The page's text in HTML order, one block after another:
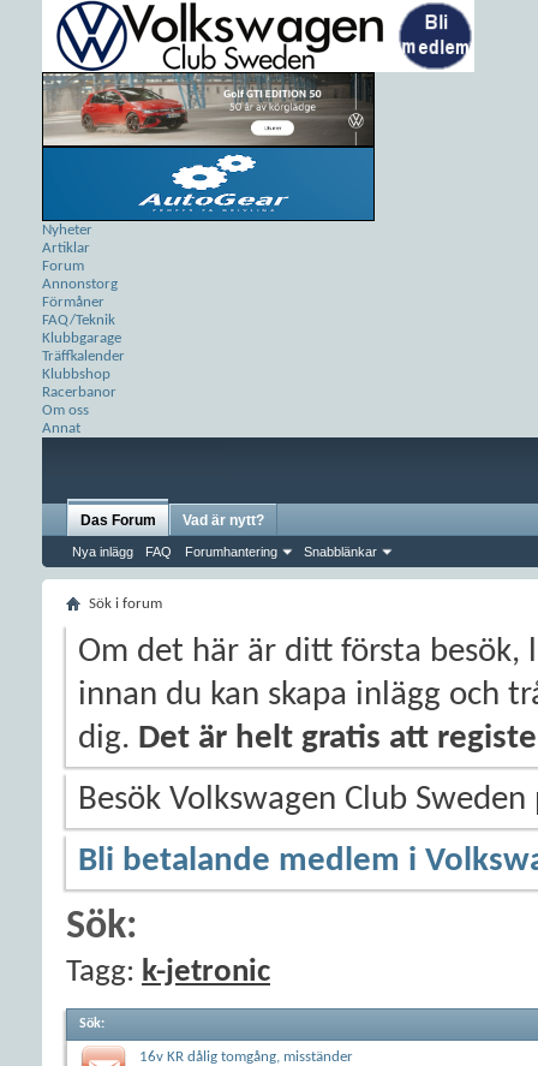
Nyheter
Artiklar
Forum
Annonstorg
Förmåner
FAQ/Teknik
Klubbgarage
Träffkalender
Klubbshop
Racerbanor
Om oss
Annat
Das Forum
Nya inlägg FAQ Forumhantering Snabblänkar
Vad är nytt?
Sök i forum
Om det här är ditt första besök,
innan du kan skapa inlägg och
dig. Det är helt gratis att
Besök Volkswagen Club
Bli betalande medlem i
Sök:
Tagg: k-jetronic
Sök:
16v KR dålig tomgång, misständer